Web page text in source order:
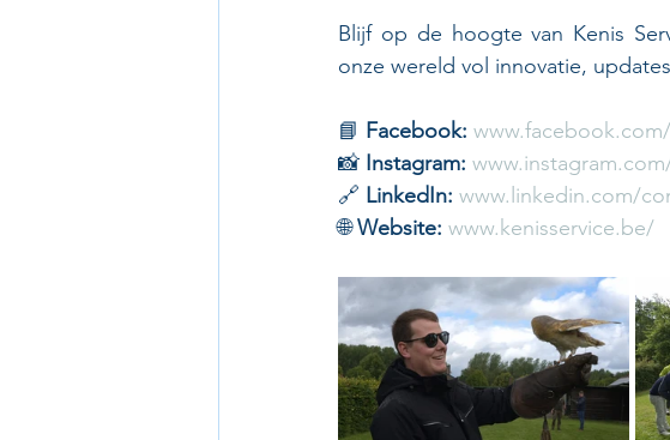
Blijf op de hoogte van Kenis
onze wereld vol innovatie,
📘 Facebook:
📸 Instagram:
🔗 LinkedIn: www.linkedin.com/
🌐 Website: www.kenisservice.be/